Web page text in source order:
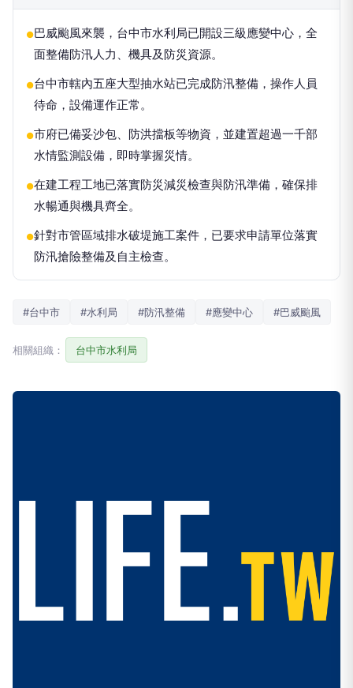
●巴威颱風來襲，台中市水利局已開設三級應變中心，全
面整備防汛人力、機具及防災資源。
●台中市轄內五座大型抽水站已完成防汛整備，操作人員
待命，設備運作正常。
●市府已備妥沙包、防洪擋板等物資，並建置超過一千部
水情監測設備，即時掌握災情。
●在建工程工地已落實防災減災檢查與防汛準備，確保排
水暢通與機具齊全。
●針對市管區域排水破堤施工案件，已要求申請單位落實
防汛搶險整備及自主檢查。
#台中市 #水利局 #防汛整備 #應變中心 #巴威颱風
相關組織： 台中市水利局